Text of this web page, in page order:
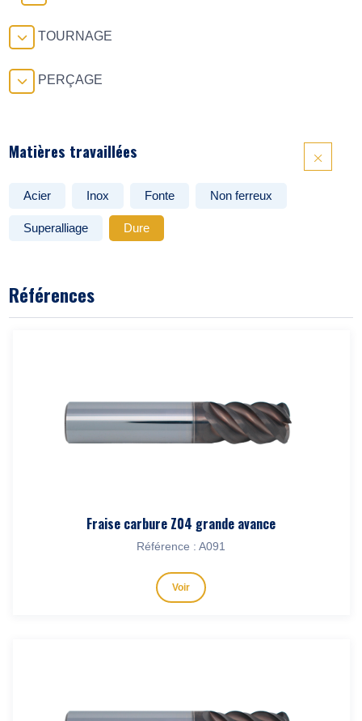
TOURNAGE
PERÇAGE
Matières travaillées
Acier Inox Fonte Non ferreux
Superalliage Dure
Références
Fraise carbure Z04 grande avance
Référence : A091
Voir